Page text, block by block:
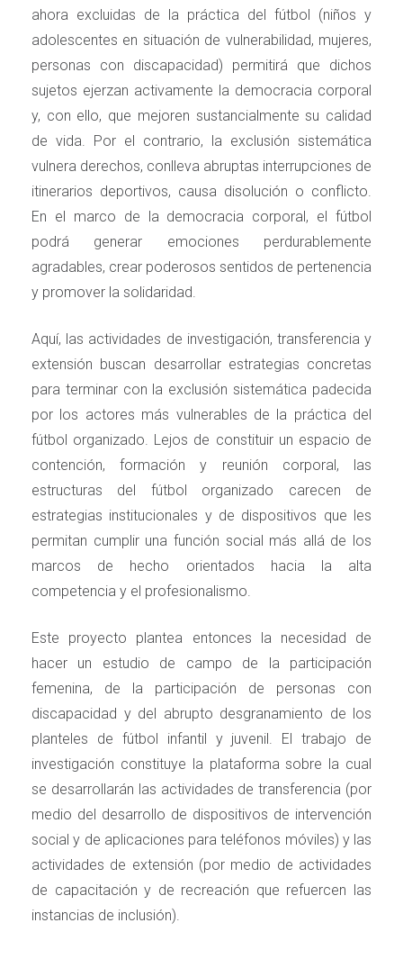
ahora excluidas de la práctica del fútbol (niños y
adolescentes en situación de vulnerabilidad, mujeres,
personas con discapacidad) permitirá que dichos
sujetos ejerzan activamente la democracia corporal
y, con ello, que mejoren sustancialmente su calidad
de vida. Por el contrario, la exclusión sistemática
vulnera derechos, conlleva abruptas interrupciones de
itinerarios deportivos, causa disolución o conflicto.
En el marco de la democracia corporal, el fútbol
podrá generar emociones perdurablemente
agradables, crear poderosos sentidos de pertenencia
y promover la solidaridad.
Aquí, las actividades de investigación, transferencia y
extensión buscan desarrollar estrategias concretas
para terminar con la exclusión sistemática padecida
por los actores más vulnerables de la práctica del
fútbol organizado. Lejos de constituir un espacio de
contención, formación y reunión corporal, las
estructuras del fútbol organizado carecen de
estrategias institucionales y de dispositivos que les
permitan cumplir una función social más allá de los
marcos de hecho orientados hacia la alta
competencia y el profesionalismo.
Este proyecto plantea entonces la necesidad de
hacer un estudio de campo de la participación
femenina, de la participación de personas con
discapacidad y del abrupto desgranamiento de los
planteles de fútbol infantil y juvenil. El trabajo de
investigación constituye la plataforma sobre la cual
se desarrollarán las actividades de transferencia (por
medio del desarrollo de dispositivos de intervención
social y de aplicaciones para teléfonos móviles) y las
actividades de extensión (por medio de actividades
de capacitación y de recreación que refuercen las
instancias de inclusión).